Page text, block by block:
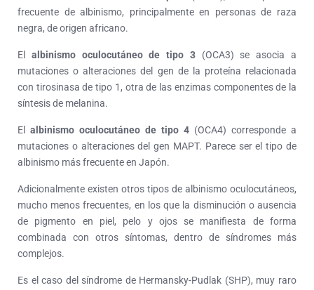
frecuente de albinismo, principalmente en personas de raza
negra, de origen africano.
El albinismo oculocutáneo de tipo 3(OCA3) se asocia a
mutaciones o alteraciones del gen de la proteína relacionada
con tirosinasa de tipo 1, otra de las enzimas componentes de la
síntesis de melanina.
El albinismo oculocutáneo de tipo 4 (OCA4) corresponde a
mutaciones o alteraciones del gen MAPT. Parece ser el tipo de
albinismo más frecuente en Japón.
Adicionalmente existen otros tipos de albinismo oculocutáneos,
mucho menos frecuentes, en los que la disminución o ausencia
de pigmento en piel, pelo y ojos se manifiesta de forma
combinada con otros síntomas, dentro de síndromes más
complejos.
Es el caso del síndrome de Hermansky-Pudlak (SHP), muy raro